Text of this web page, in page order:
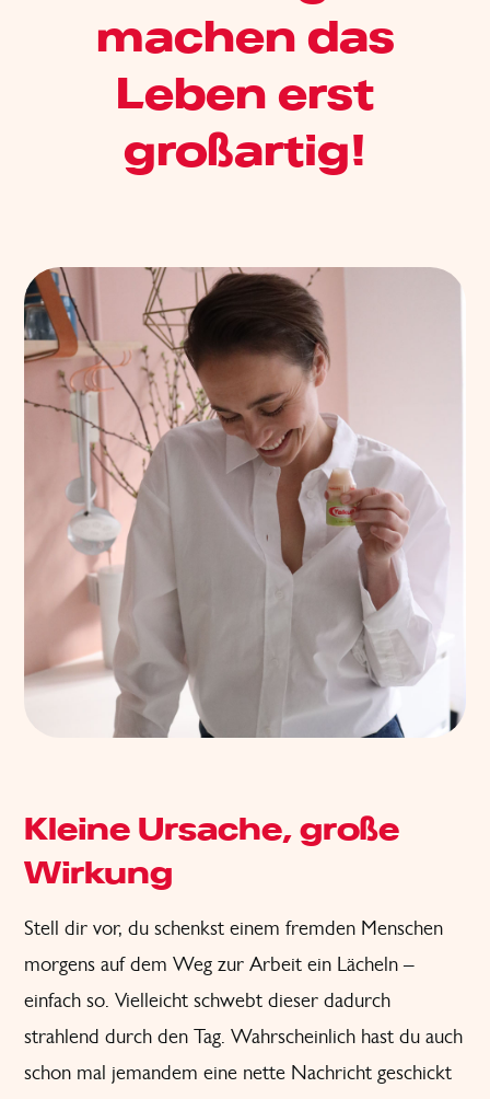
machen das
Leben erst
großartig!
Kleine Ursache, große
Wirkung
Stell dir vor, du schenkst einem fremden Menschen
morgens auf dem Weg zur Arbeit ein Lächeln –
einfach so. Vielleicht schwebt dieser dadurch
strahlend durch den Tag. Wahrscheinlich hast du auch
schon mal jemandem eine nette Nachricht geschickt